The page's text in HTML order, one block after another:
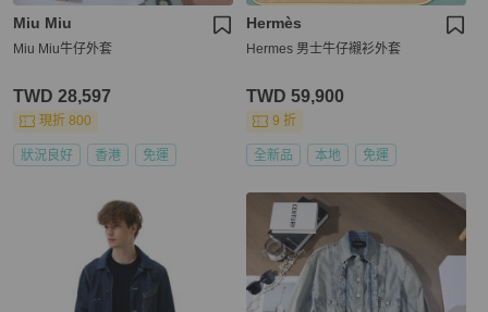
Miu Miu
Miu Miu牛仔外套
TWD 28,597
現折 800
狀況良好 香港 免運
Hermès
Hermes 男士牛仔襯衫外套
TWD 59,900
9 折
全新品 本地 免運